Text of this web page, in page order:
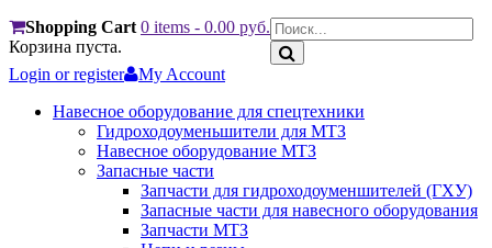
Shopping Cart 0 items - 0.00 руб.
Корзина пуста.
Login or register
My Account
Навесное оборудование для спецтехники
Гидроходоуменьшители для МТЗ
Навесное оборудование МТЗ
Запасные части
Запчасти для гидроходоуменшителей (ГХУ)
Запасные части для навесного оборудования
Запчасти МТЗ